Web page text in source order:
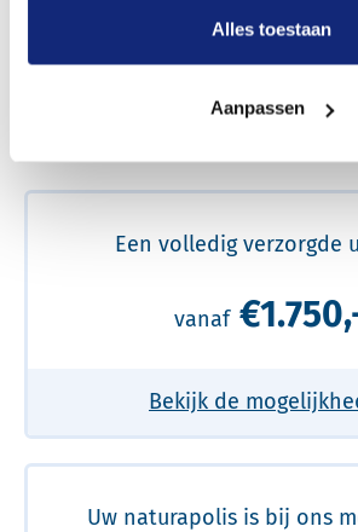
Alles toestaan
Aanpassen
Een betere uitvaart ervaring
Een volledig verzorgde
vanaf
Bekijk de
Uw naturapolis is bij ons